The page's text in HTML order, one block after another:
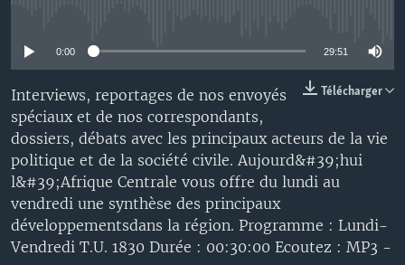
0:00 29:51
Télécharger
Interviews, reportages de nos envoyés
spéciaux et de nos correspondants,
dossiers, débats avec les principaux acteurs de la vie
politique et de la société civile. Aujourd&#39;hui
l&#39;Afrique Centrale vous offre du lundi au
vendredi une synthèse des principaux
développementsdans la région. Programme : Lundi-
Vendredi T.U. 1830 Durée : 00:30:00 Ecoutez : MP3 -